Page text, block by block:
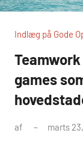
Indlæg på Gode
games
af marts